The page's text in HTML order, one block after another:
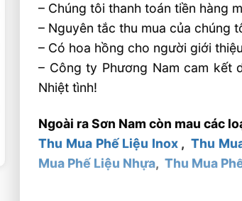
– Chúng tôi thanh toán tiền hàng
– Nguyên tắc thu mua của chúng
– Có hoa hồng cho người giới
– Công ty Phương Nam cam kết
Nhiệt tình!
Ngoài ra Sơn Nam còn mau các
Thu Mua Phế Liệu Inox,Thu
Mua Phế Liệu Nhựa,Thu Mua